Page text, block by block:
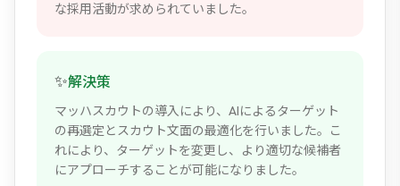
な採用活動が求められていました。
✨解決策
マッハスカウトの導入により、AIによるターゲット
の再選定とスカウト文面の最適化を行いました。こ
れにより、ターゲットを変更し、より適切な候補者
にアプローチすることが可能になりました。